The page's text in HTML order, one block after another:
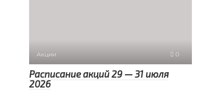
Акции 0
Расписание акций 29 — 31 июля
2026